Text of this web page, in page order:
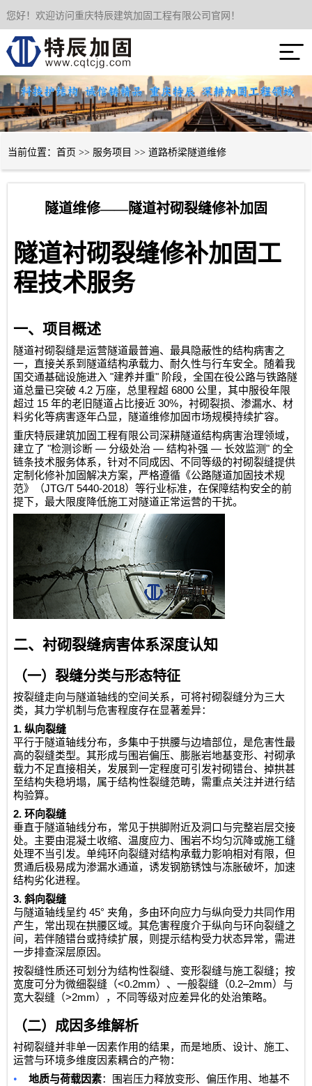
您好！欢迎访问重庆特辰建筑加固工程有限公司官网！

网站首页
服务项目
联系我们
当前位置： 首页 >> 服务项目 >> 道路桥梁隧道维修
隧道维修——隧道衬砌裂缝修补加固
隧道衬砌裂缝修补加固工
程技术服务
一、项目概述
隧道衬砌裂缝是运营隧道最普遍、最具隐蔽性的结构病害之
一，直接关系到隧道结构承载力、耐久性与行车安全。随着我
国交通基础设施进入 "建养并重" 阶段，全国在役公路与铁路隧
道总量已突破 4.2 万座，总里程超 6800 公里，其中服役年限
超过 15年的老旧隧道占比接近 30%，衬砌裂损、渗漏水、材
料劣化等病害逐年凸显，隧道维修加固市场规模持续扩容。
重庆特辰建筑加固工程有限公司深耕隧道结构病害治理领域，
建立了 "检测诊断 —分级处治 —结构补强 —长效监测" 的全
链条技术服务体系，针对不同成因、不同等级的衬砌裂缝提供
定制化修补加固解决方案，严格遵循《公路隧道加固技术规
范》（JTG/T 5440-2018）等行业标准，在保障结构安全的前
提下，最大限度降低施工对隧道正常运营的干扰。
二、衬砌裂缝病害体系深度认知
（一）裂缝分类与形态特征
按裂缝走向与隧道轴线的空间关系，可将衬砌裂缝分为三大
类，其力学机制与危害程度存在显著差异：
1.纵向裂缝
平行于隧道轴线分布，多集中于拱腰与边墙部位，是危害性最
高的裂缝类型。其形成与围岩偏压、膨胀岩地基变形、衬砌承
载力不足直接相关，发展到一定程度可引发衬砌错台、掉拱甚
至结构失稳坍塌，属于结构性裂缝范畴，需重点关注并进行结
构验算。
2.环向裂缝
垂直于隧道轴线分布，常见于拱脚附近及洞口与完整岩层交接
处。主要由混凝土收缩、温度应力、围岩不均匀沉降或施工缝
处理不当引发。单纯环向裂缝对结构承载力影响相对有限，但
贯通后极易成为渗漏水通道，诱发钢筋锈蚀与冻胀破坏，加速
结构劣化进程。
3.斜向裂缝
与隧道轴线呈约 45°夹角，多由环向应力与纵向受力共同作用
产生，常出现在拱腰区域。其危害程度介于纵向与环向裂缝之
间，若伴随错台或持续扩展，则提示结构受力状态异常，需进
一步排查深层原因。
按裂缝性质还可划分为结构性裂缝、变形裂缝与施工裂缝；按
宽度可分为微细裂缝（<0.2mm）、一般裂缝（0.2–2mm）与
宽大裂缝（>2mm），不同等级对应差异化的处治策略。
（二）成因多维解析
衬砌裂缝并非单一因素作用的结果，而是地质、设计、施工、
运营与环境多维度因素耦合的产物：
• 地质与荷载因素：围岩压力释放变形、偏压作用、地基不